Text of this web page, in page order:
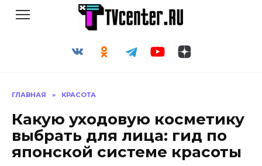
ГЛАВНАЯ » КРАСОТА
Какую уходовую косметику
выбрать для лица: гид по
японской системе красоты